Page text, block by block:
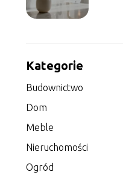
Kategorie
Budownictwo
Dom
Meble
Nieruchomości
Ogród